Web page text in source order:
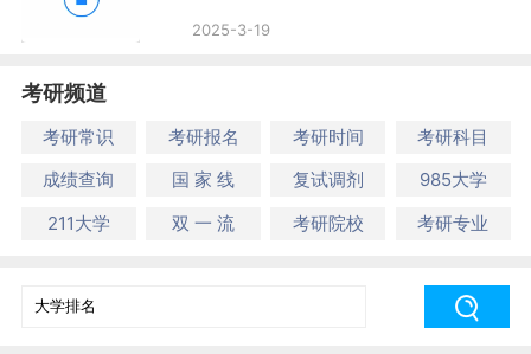
2025-3-19
考研频道
考研常识 考研报名 考研时间
考研科目
成绩查询
国 家 线 复试调剂
985大学
211大学
双 一 流 考研院校 考研专业